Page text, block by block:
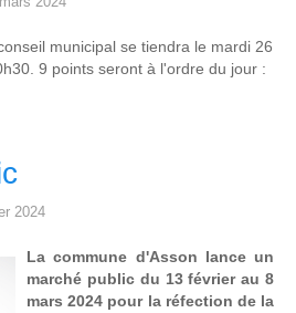
municipal se tiendra le mardi 26
9 points seront à l'ordre du jour :
2024
La commune d'Asson lance un
marché public du 13 février au 8
mars 2024 pour la réfection de la